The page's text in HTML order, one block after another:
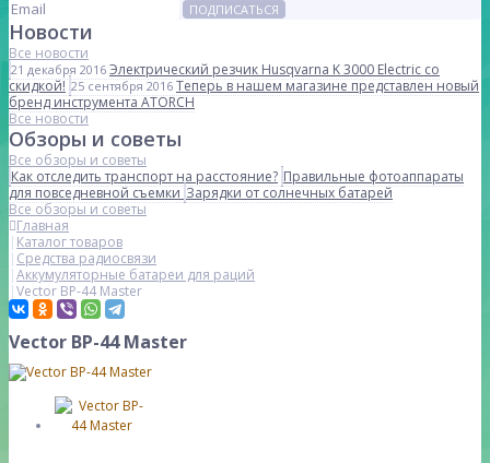
ПОДПИСАТЬСЯ
Новости
Все новости
21 декабря 2016 Электрический резчик Husqvarna K 3000 Electric со
скидкой! 25 сентября 2016 Теперь в нашем магазине представлен новый
бренд инструмента ATORCH
Все новости
Обзоры и советы
Все обзоры и советы
Как отследить транспорт на расстояние? Правильные фотоаппараты
для повседневной съемкиЗарядки от солнечных батарей
Все обзоры и советы
Главная
Каталог товаров
Средства радиосвязи
Аккумуляторные батареи для раций
Vector BP-44 Master
Vector BP-44 Master